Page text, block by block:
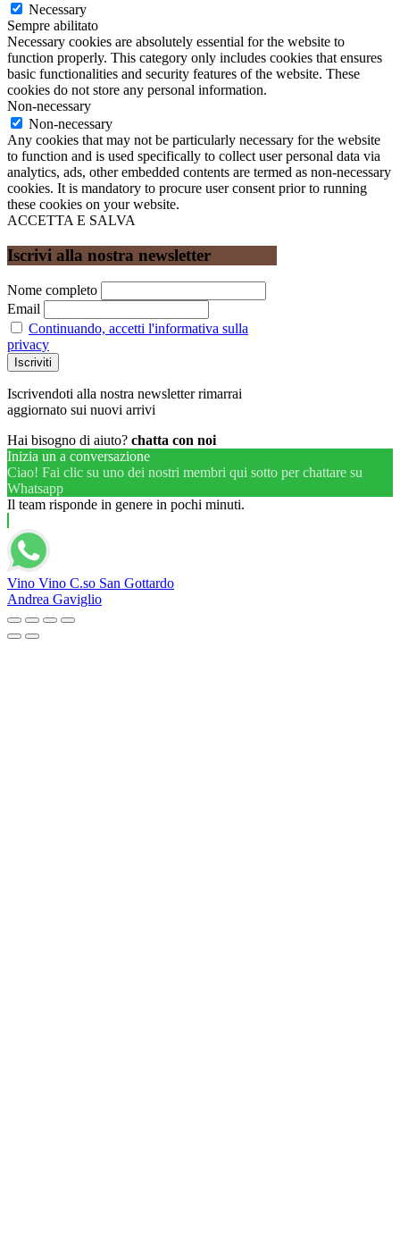
Necessary
Sempre abilitato
Necessary cookies are absolutely essential for the website to
function properly. This category only includes cookies that ensures
basic functionalities and security features of the website. These
cookies do not store any personal information.
Non-necessary
Non-necessary
Any cookies that may not be particularly necessary for the website
to function and is used specifically to collect user personal data via
analytics, ads, other embedded contents are termed as non-necessary
cookies. It is mandatory to procure user consent prior to running
these cookies on your website.
ACCETTA E SALVA
Iscrivi alla nostra newsletter
Nome completo
Email
Continuando, accetti l'informativa sulla
privacy
Iscrivendoti alla nostra newsletter rimarrai
aggiornato sui nuovi arrivi
Hai bisogno di aiuto? chatta con noi
Inizia un a conversazione
Ciao! Fai clic su uno dei nostri membri qui sotto per chattare su
Whatsapp
Il team risponde in genere in pochi minuti.
Vino Vino C.so San Gottardo
Andrea Gaviglio